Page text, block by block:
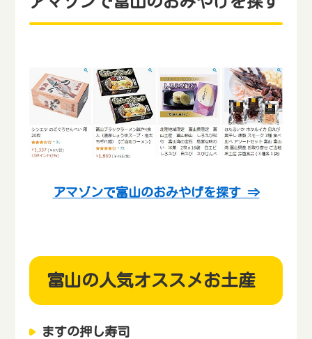
アマゾンで富山のおみやげを探す ⇒
富山の人気オススメお土産
ますの押し寿司